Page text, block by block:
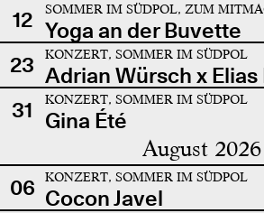
12 SOMMER IM SÜDPOL, ZUM
Yoga an der Buvette
23
KONZERT, SOMMER IM SÜDPOL
Adrian Würsch x Elias
31
KONZERT, SOMMER IM SÜDPOL
Gina Été
August 2026
06 KONZERT, SOMMER IM SÜDPOL
Cocon Javel